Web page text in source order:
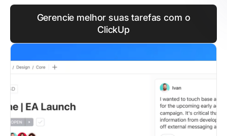
Gerencie melhor suas tarefas com o
ClickUp